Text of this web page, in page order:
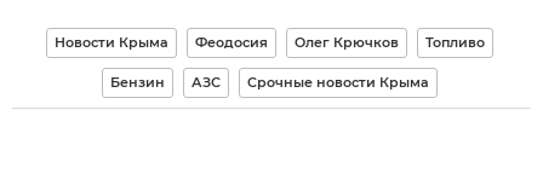
Новости Крыма Феодосия Олег Крючков Топливо
Бензин АЗС Срочные новости Крыма